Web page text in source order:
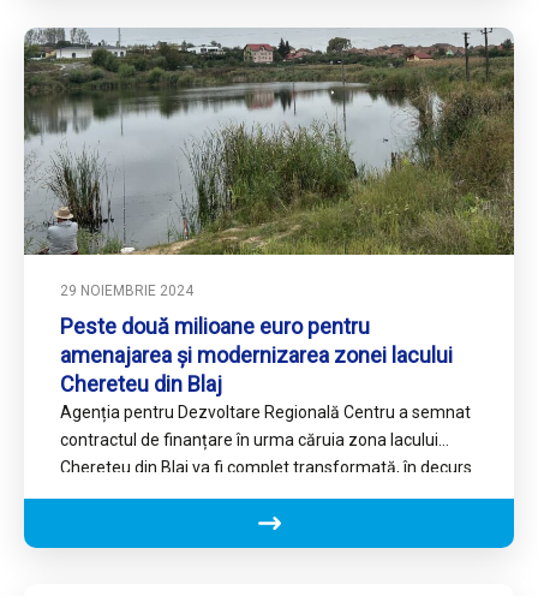
29 NOIEMBRIE 2024
Peste două milioane euro pentru
amenajarea și modernizarea zonei lacului
Chereteu din Blaj
Agenția pentru Dezvoltare Regională Centru a semnat
contractul de finanțare în urma căruia zona lacului
Chereteu din Blaj va fi complet transformată, în decurs
de…